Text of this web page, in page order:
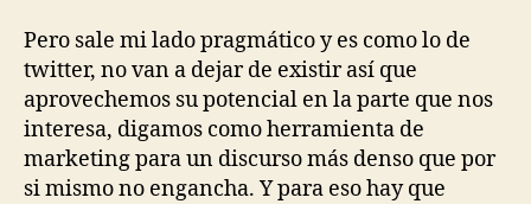
Pero sale mi lado pragmático y es como lo de
twitter, no van a dejar de existir así que
aprovechemos su potencial en la parte que nos
interesa, digamos como herramienta de
marketing para un discurso más denso que por
si mismo no engancha. Y para eso hay que